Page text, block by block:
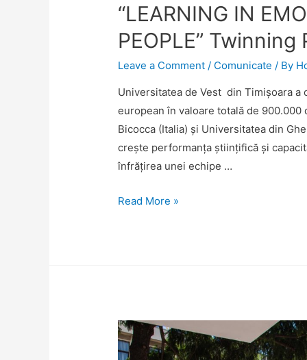
“LEARNING IN
PEOPLE”
Leave a Comment / Comunicate / By
Universitatea de Vest din Timișoara
european în valoare totală de
Bicocca (Italia) și Universitatea din
crește performanța științifică și
înfrățirea unei echipe …
“LEARNING
No.
952464/
Read More »